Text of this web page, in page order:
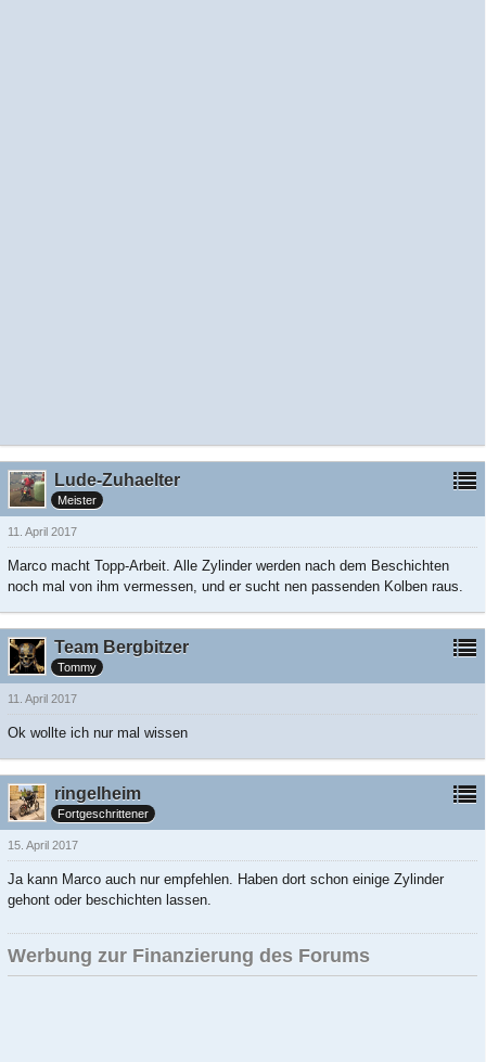
Lude-Zuhaelter
Meister
11. April 2017
Marco macht Topp-Arbeit. Alle Zylinder werden nach dem Beschichten
noch mal von ihm vermessen, und er sucht nen passenden Kolben raus.
Team Bergbitzer
Tommy
11. April 2017
Ok wollte ich nur mal wissen
ringelheim
Fortgeschrittener
15. April 2017
Ja kann Marco auch nur empfehlen. Haben dort schon einige Zylinder
gehont oder beschichten lassen.
Werbung zur Finanzierung des Forums